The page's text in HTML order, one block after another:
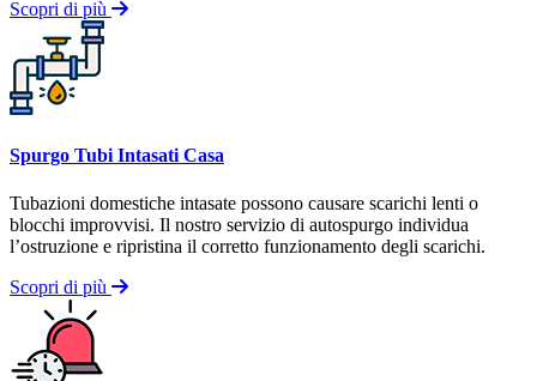
Scopri di più
Spurgo Tubi Intasati Casa
Tubazioni domestiche intasate possono causare scarichi lenti o
blocchi improvvisi. Il nostro servizio di autospurgo individua
l’ostruzione e ripristina il corretto funzionamento degli scarichi.
Scopri di più